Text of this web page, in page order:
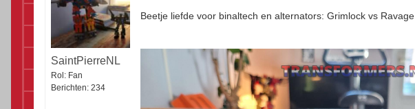
SaintPierreNL
Rol: Fan
Berichten: 234
Beetje liefde voor binaltech en alternators: Grimlock vs Ravage